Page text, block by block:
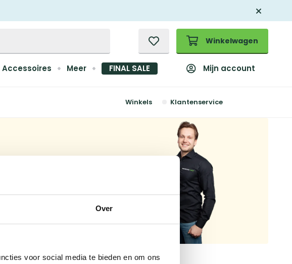
Over
voor social media te bieden en om ons
Winkelwagen
Accessoires Meer FINAL SALE Mijn account
Winkels Klantenservice